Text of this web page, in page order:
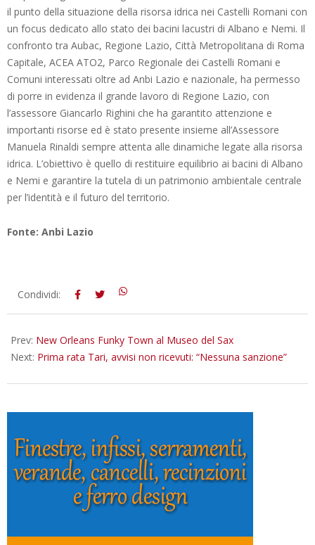
il punto della situazione della risorsa idrica nei Castelli Romani con
un focus dedicato allo stato dei bacini lacustri di Albano e Nemi. Il
confronto tra Aubac, Regione Lazio, Città Metropolitana di Roma
Capitale, ACEA ATO2, Parco Regionale dei Castelli Romani e
Comuni interessati oltre ad Anbi Lazio e nazionale, ha permesso
di porre in evidenza il grande lavoro di Regione Lazio, con
l’assessore Giancarlo Righini che ha garantito attenzione e
importanti risorse ed è stato presente insieme all’Assessore
Manuela Rinaldi sempre attenta alle dinamiche legate alla risorsa
idrica. L’obiettivo è quello di restituire equilibrio ai bacini di Albano
e Nemi e garantire la tutela di un patrimonio ambientale centrale
per l’identità e il futuro del territorio.
Fonte: Anbi Lazio
2026-
Condividi:
Prev: New Orleans Funky Town al Museo del Sax
Next: Prima rata Tari, avvisi non ricevuti: “Nessuna sanzione”